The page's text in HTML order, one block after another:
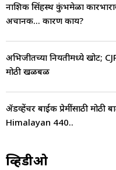
नाशिक सिंहस्थ कुंभमेळा
अचानक... कारण काय?
अभिजीतच्या नियतीमध्ये खोट;
मोठी खळबळ
ॲडव्हेंचर बाईक प्रेमींसाठी मोठी
Himalayan 440..
व्हिडीओ